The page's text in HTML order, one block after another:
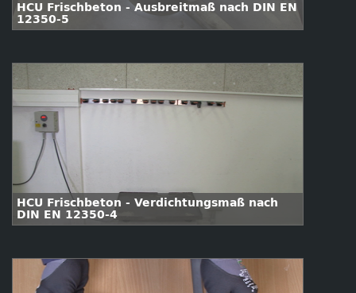
HCU Frischbeton - Ausbreitmaß nach DIN EN
12350-5
HCU Frischbeton - Verdichtungsmaß nach
DIN EN 12350-4